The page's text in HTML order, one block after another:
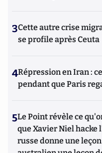
3Cette autre crise
se profile après Ceuta
4Répression en Iran :
pendant que Paris
5Le Point révèle ce
que Xavier Niel hacke
russe donne une